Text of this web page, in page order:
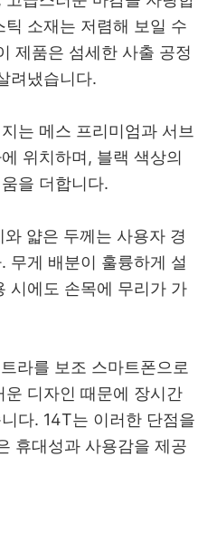
소재는 저렴해 보일 수
제품은 섬세한 사출 공정
려냈습니다.
는 메스 프리미엄과 서브
위치하며, 블랙 색상의
을 더합니다.
얇은 두께는 사용자 경
무게 배분이 훌륭하게 설
시에도 손목에 무리가 가
라를 보조 스마트폰으로
디자인 때문에 장시간
다. 14T는 이러한 단점을
휴대성과 사용감을 제공